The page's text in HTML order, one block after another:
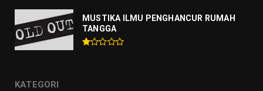
MUSTIKA ILMU PENGHANCUR RUMAH
TANGGA
KATEGORI